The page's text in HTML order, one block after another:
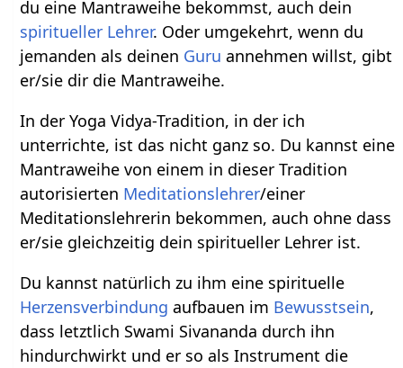
du eine Mantraweihe bekommst, auch dein
spiritueller Lehrer. Oder umgekehrt, wenn du
jemanden als deinen Guru annehmen willst, gibt
er/sie dir die Mantraweihe.
In der Yoga Vidya-Tradition, in der ich
unterrichte, ist das nicht ganz so. Du kannst eine
Mantraweihe von einem in dieser Tradition
autorisierten Meditationslehrer/einer
Meditationslehrerin bekommen, auch ohne dass
er/sie gleichzeitig dein spiritueller Lehrer ist.
Du kannst natürlich zu ihm eine spirituelle
Herzensverbindung aufbauen im Bewusstsein,
dass letztlich Swami Sivananda durch ihn
hindurchwirkt und er so als Instrument die